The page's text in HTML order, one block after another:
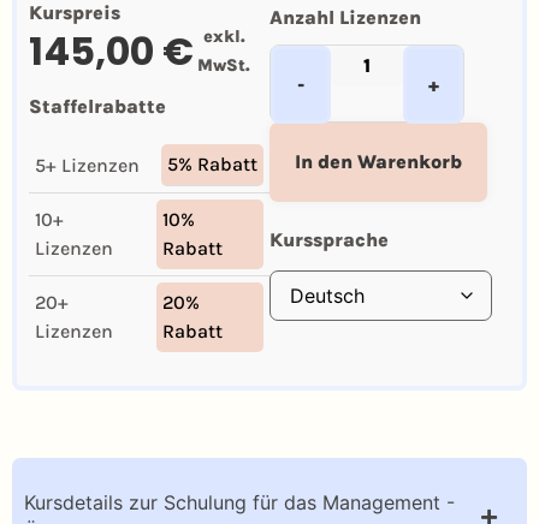
Kurspreis
145,00 € exkl.
MwSt.
Staffelrabatte
5+ Lizenzen 5% Rabatt
10+
Lizenzen
10%
Rabatt
20+
Lizenzen
20%
Rabatt
- +
In den Warenkorb
Kursdetails zur Schulung für das Management -